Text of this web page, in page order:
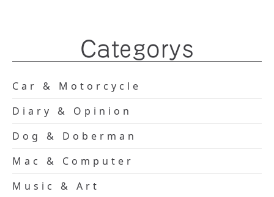
Categorys
Car & Motorcycle
Diary & Opinion
Dog & Doberman
Mac & Computer
Music & Art